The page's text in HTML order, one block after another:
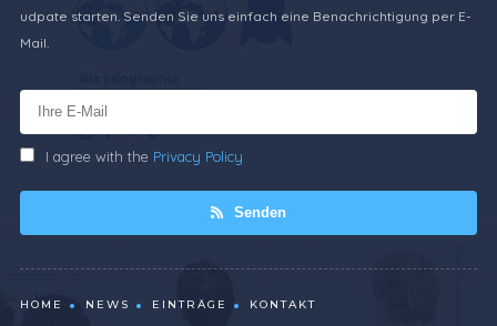
udpate starten. Senden Sie uns einfach eine Benachrichtigung per E-
Mail.
I agree with the Privacy Policy
Senden
HOME NEWS EINTRÄGE KONTAKT